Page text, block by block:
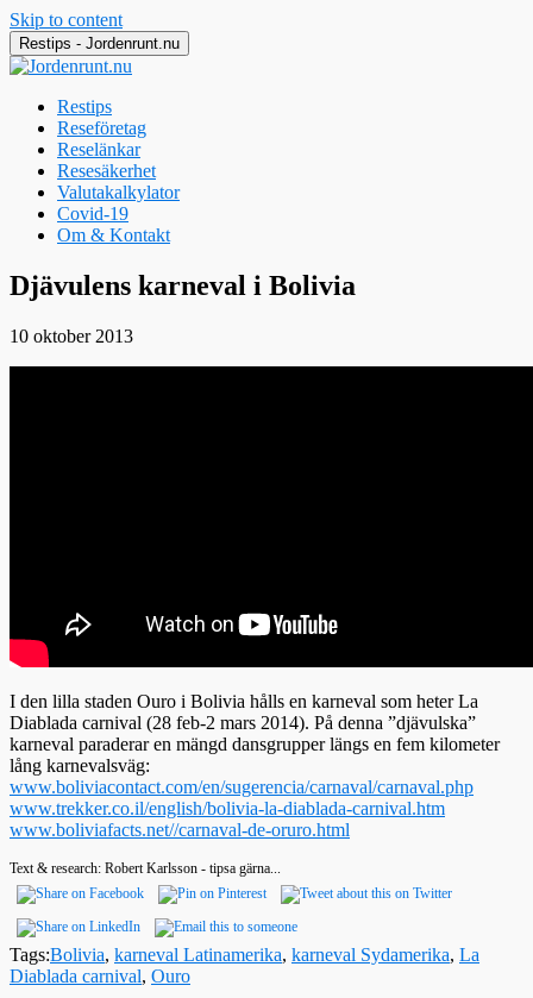
Skip to content
Restips - Jordenrunt.nu
Restips
Reseföretag
Reselänkar
Resesäkerhet
Valutakalkylator
Covid-19
Om & Kontakt
Jordenrunt.nu
Tusen Restips från hela världen
Djävulens karneval i Bolivia
10 oktober 2013
I den lilla staden Ouro i Bolivia hålls en karneval som heter La
Diablada carnival (28 feb-2 mars 2014). På denna ”djävulska”
karneval paraderar en mängd dansgrupper längs en fem kilometer
lång karnevalsväg:
www.boliviacontact.com/en/sugerencia/carnaval/carnaval.php
www.trekker.co.il/english/bolivia-la-diablada-carnival.htm
www.boliviafacts.net//carnaval-de-oruro.html
Text & research: Robert Karlsson - tipsa gärna...
Tags:Bolivia, karneval Latinamerika, karneval Sydamerika, La
Diablada carnival, Ouro